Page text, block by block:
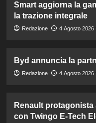
Smart aggiorna la
la trazione integrale
Redazione 4 Agosto 2026
Byd annuncia la
Redazione 4 Agosto 2026
Renault protagonista
con Twingo E-Tech